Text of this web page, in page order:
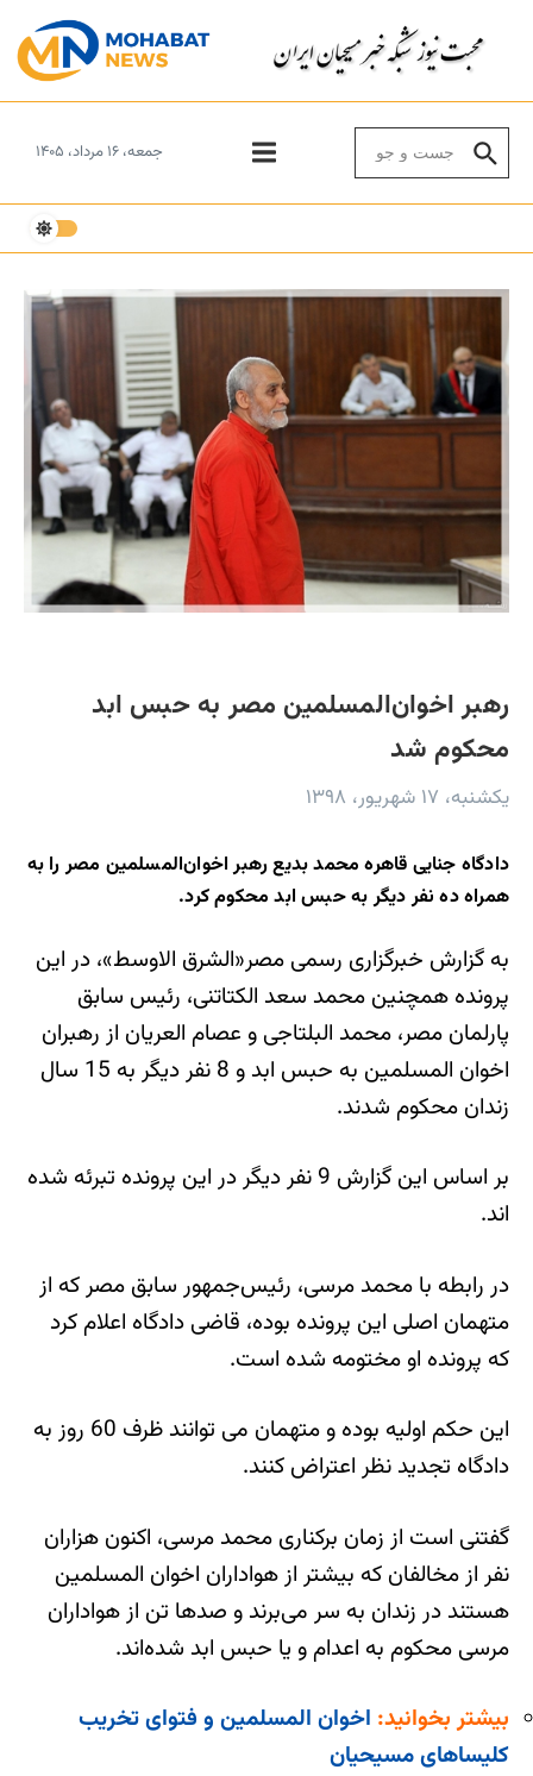
جمعه، ۱۶ مرداد، ۱۴۰۵
رهبر اخوان‌المسلمین مصر به حبس ابد
محکوم شد
یکشنبه، ۱۷ شهریور، ۱۳۹۸
دادگاه جنایی قاهره محمد بدیع رهبر اخوان‌المسلمین مصر را به
همراه ده نفر دیگر به حبس ابد محکوم کرد.
به گزارش خبرگزاری رسمی مصر«الشرق الاوسط»، در این
پرونده همچنین محمد سعد الکتاتنی، رئیس سابق
پارلمان مصر، محمد البلتاجی و عصام العریان از رهبران
اخوان المسلمین به حبس ابد و 8 نفر دیگر به 15 سال
زندان محکوم شدند.
بر اساس این گزارش 9 نفر دیگر در این پرونده تبرئه شده
اند.
در رابطه با محمد مرسی، رئیس‌جمهور سابق مصر که از
متهمان اصلی این پرونده بوده، قاضی دادگاه اعلام کرد
که پرونده او مختومه شده است.
این حکم اولیه بوده و متهمان می توانند ظرف 60 روز به
دادگاه تجدید نظر اعتراض کنند.
گفتنی است از زمان برکناری محمد مرسی، اکنون هزاران
نفر از مخالفان که بیشتر از هواداران اخوان المسلمین
هستند در زندان به سر می‌برند و صدها تن از هواداران
مرسی محکوم به اعدام و یا حبس ابد شده‌اند.
بیشتر بخوانید: اخوان المسلمین و فتوای تخریب
کلیساهای مسیحیان